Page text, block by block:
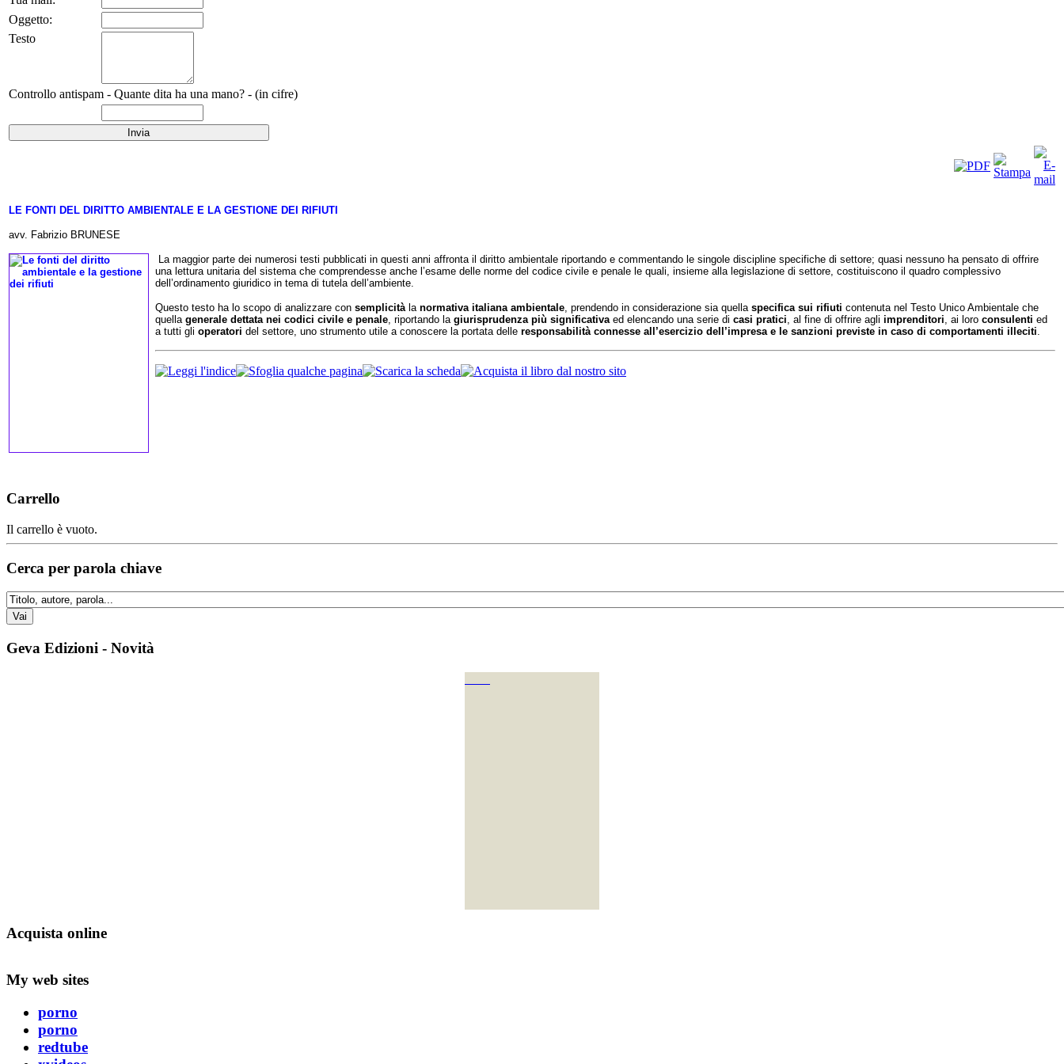
Oggetto:
Testo
Controllo antispam - Quante dita ha una mano? - (in cifre)
LE FONTI DEL DIRITTO AMBIENTALE E LA GESTIONE DEI RIFIUTI
avv. Fabrizio BRUNESE
La maggior parte dei numerosi testi pubblicati in questi anni affronta il diritto ambientale riportando e commentando le singole discipline specifiche di settore; quasi nessuno ha pensato di offrire
una lettura unitaria del sistema che comprendesse anche l’esame delle norme del codice civile e penale le quali, insieme alla legislazione di settore, costituiscono il quadro complessivo
dell’ordinamento giuridico in tema di tutela dell’ambiente.
Questo testo ha lo scopo di analizzare con semplicità la normativa italiana ambientale , prendendo in considerazione sia quella specifica sui rifiuti contenuta nel Testo Unico Ambientale che
quella generale dettata nei codici civile e penale , riportando la giurisprudenza più significativa ed elencando una serie di casi pratici , al fine di offrire agli imprenditori , ai loro consulenti ed
a tutti gli operatori del settore, uno strumento utile a conoscere la portata delle responsabilità connesse all’esercizio dell’impresa e le sanzioni previste in caso di comportamenti illeciti
Carrello
Il carrello è vuoto.
Cerca per parola chiave
Geva Edizioni - Novità
Acquista online
My web sites
porno
porno
redtube